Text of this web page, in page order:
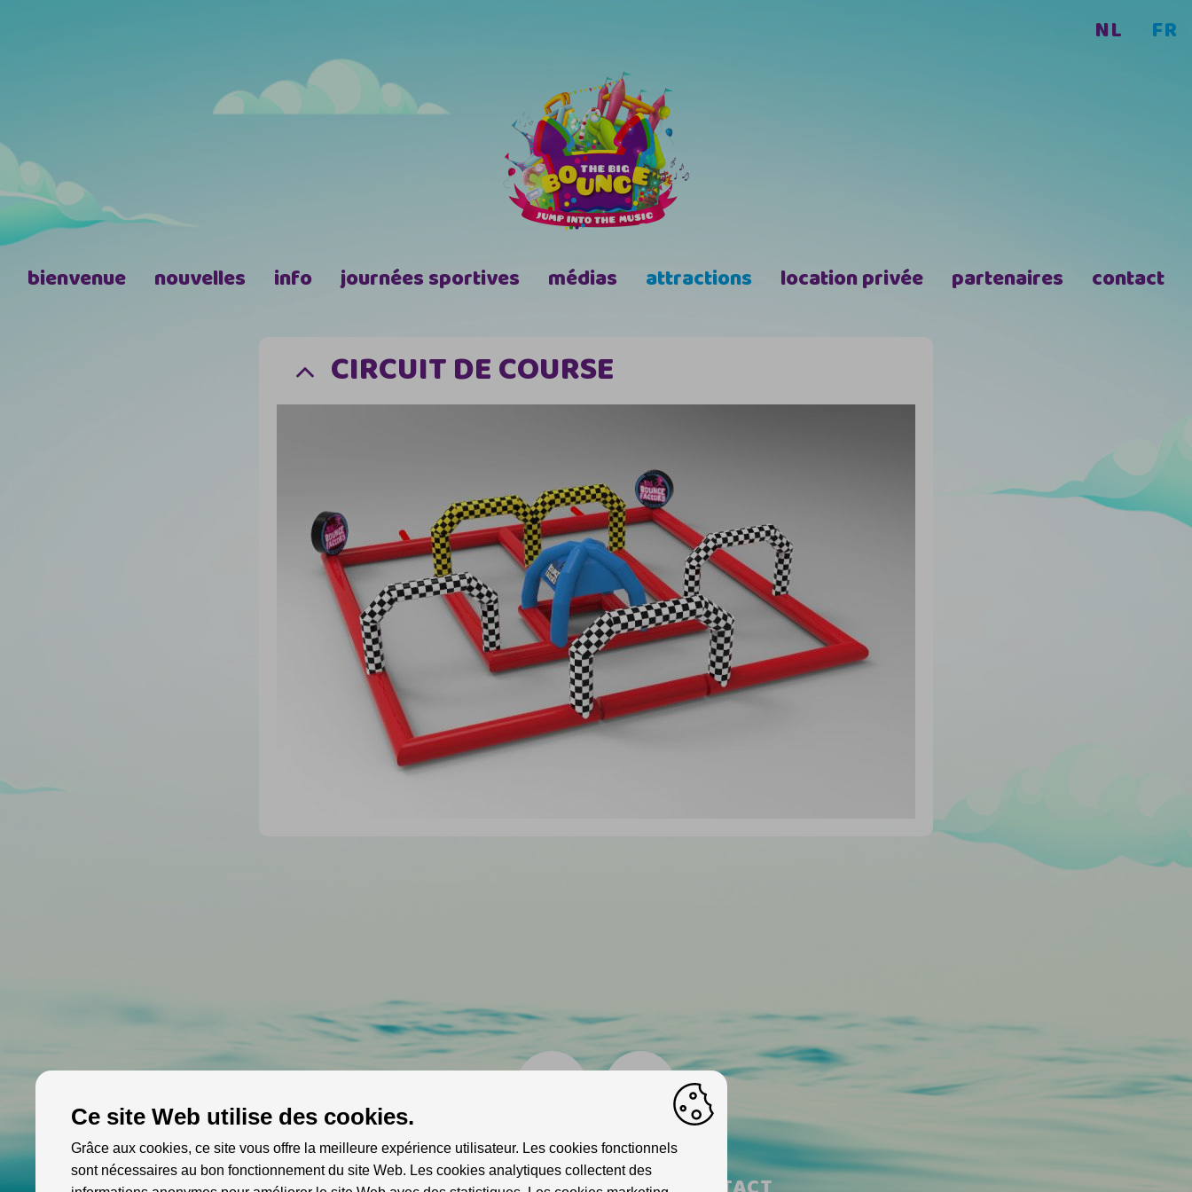
NL FR
bienvenue nouvelles info journées sportives médias attractions location privée partenaires contact
CIRCUIT DE COURSE
Ce site Web utilise des cookies.
Grâce aux cookies, ce site vous offre la meilleure expérience utilisateur. Les cookies fonctionnels
sont nécessaires au bon fonctionnement du site Web. Les cookies analytiques collectent des